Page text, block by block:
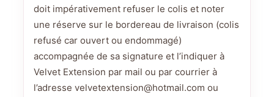
doit impérativement refuser le colis et noter
une réserve sur le bordereau de livraison (colis
refusé car ouvert ou endommagé)
accompagnée de sa signature et l’indiquer à
Velvet Extension par mail ou par courrier à
l’adresse velvetextension@hotmail.com ou